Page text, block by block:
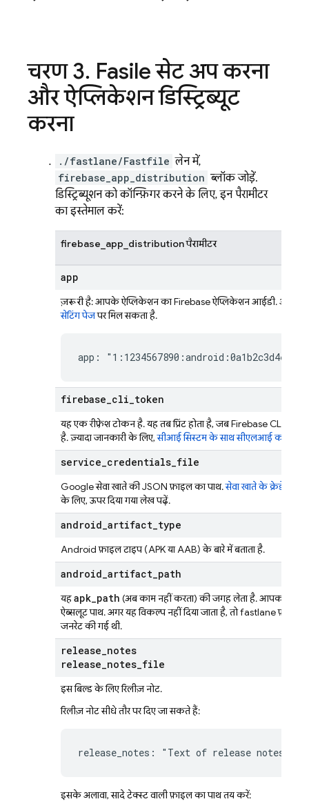
चरण 3. Fastfile सेट अप करना
और ऐप्लिकेशन डिस्ट्रिब्यूट
करना
./fastlane/Fastfile लेन में,
firebase_app_distribution ब्लॉक जोड़ें.
डिस्ट्रिब्यूशन को कॉन्फ़िगर करने के लिए, इन पैरामीटर
का इस्तेमाल करें:
firebase_app_distribution पैरामीटर
app
ज़रूरी है: आपके ऐप्लिकेशन का Firebase ऐप्लिकेशन आईडी.
सेटिंग पेजपर मिल सकता है.
app:
firebase_cli_token
यह एक रीफ़्रेश टोकन है. यह तब प्रिंट होता है, जबFirebaseCLI की
है. ज़्यादा जानकारी के लिए,सीआई सिस्टम के साथ सीएलआई का
service_credentials_file
Google सेवा खाते की JSON फ़ाइल का पाथ.सेवा खाते के क्रेडेंशियल
के लिए, ऊपर दिया गया लेख पढ़ें.
android_artifact_type
Android फ़ाइल टाइप (APK या AAB) के बारे में बताता है.
android_artifact_path
यहapk_path (अब काम नहीं करता) की जगह लेता है. आपको जिस
ऐब्सलूट पाथ. अगर यह विकल्प नहीं दिया जाता है, तो fastlane
जनरेट की गई थी.
release_notes
release_notes_file
इस बिल्ड के लिए रिलीज़ नोट.
रिलीज़ नोट सीधे तौर पर दिए जा सकते हैं:
release_notes: "Text of release notes"
इसके अलावा, सादे टेक्स्ट वाली फ़ाइल का पाथ तय करें: